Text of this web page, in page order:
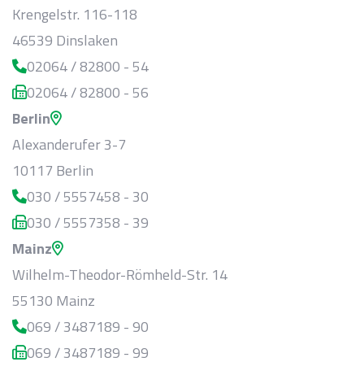
Krengelstr. 116-118
46539 Dinslaken
02064 / 82800 - 54
02064 / 82800 - 56
Berlin
Alexanderufer 3-7
10117 Berlin
030 / 5557458 - 30
030 / 5557358 - 39
Mainz
Wilhelm-Theodor-Römheld-Str. 14
55130 Mainz
069 / 3487189 - 90
069 / 3487189 - 99